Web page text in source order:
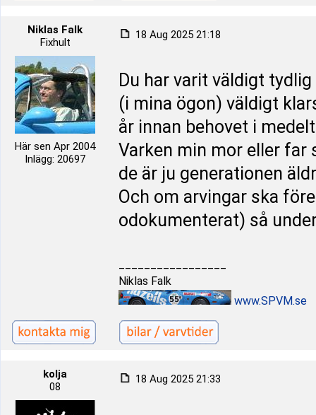
Niklas Falk
Fixhult
Här sen Apr 2004
Inlägg: 20697
18 Aug 2025 21:18
Du har varit väldigt
(i mina ögon) väldigt
år innan behovet i
Varken min mor eller far
de är ju generationen
Och om arvingar ska
odokumenterat) så
Niklas Falk
www.SPVM.se
kolja
08
18 Aug 2025 21:33